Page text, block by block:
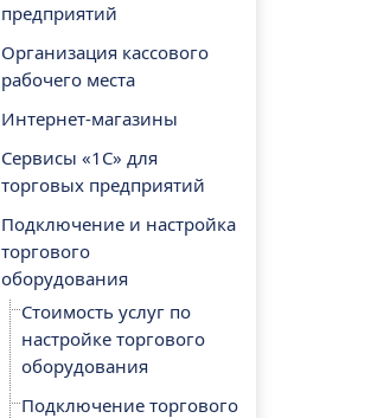
предприятий
Организация кассового
рабочего места
Интернет-магазины
Сервисы «1С» для
торговых предприятий
Подключение и настройка
торгового
оборудования
Стоимость услуг по
настройке торгового
оборудования
Подключение торгового